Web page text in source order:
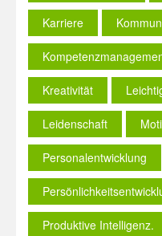
Karriere
Kreativität
Leidenschaft
Personalentwicklung
Produktive Intelligenz.